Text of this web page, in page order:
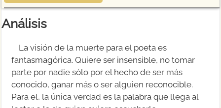
Análisis
La visión de la muerte para el poeta es
fantasmagórica. Quiere ser insensible, no tomar
parte por nadie sólo por el hecho de ser más
conocido, ganar más o ser alguien reconocible.
Para el, la única verdad es la palabra que llega al